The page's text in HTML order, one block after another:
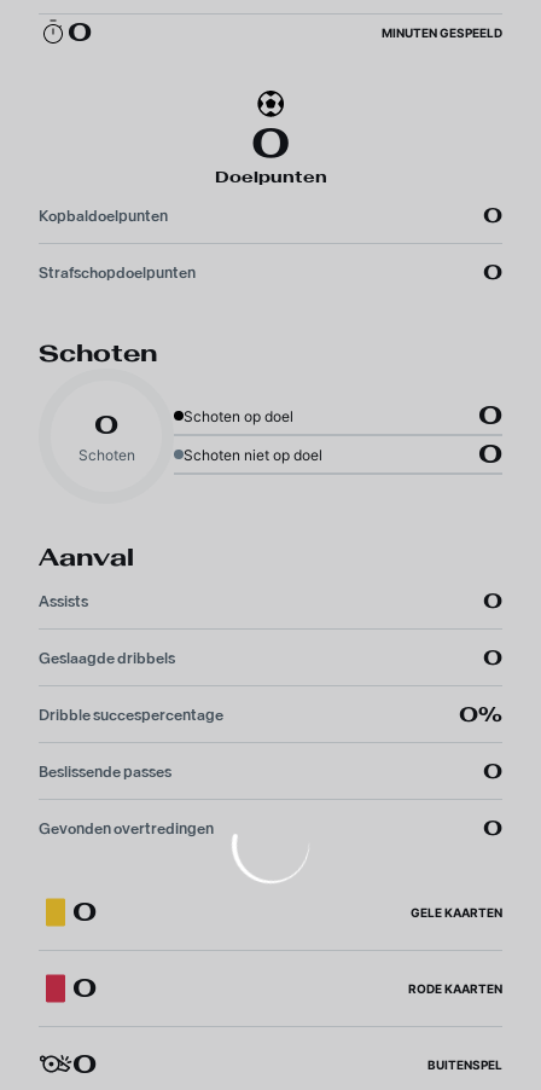
0 MINUTEN GESPEELD
0
Doelpunten
Kopbaldoelpunten 0
Strafschopdoelpunten 0
Schoten
0
Schoten
Schoten op doel 0
Schoten niet op doel 0
Aanval
Assists 0
Geslaagde dribbels 0
Dribble succespercentage 0%
Beslissende passes 0
Gevonden overtredingen 0
0 GELE KAARTEN
0 RODE KAARTEN
0 BUITENSPEL